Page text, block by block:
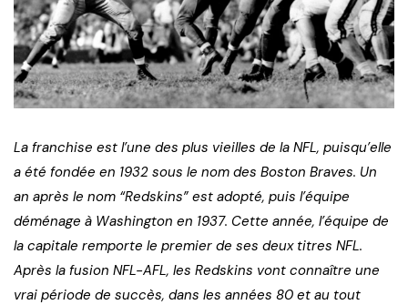
La franchise est l’une des plus vieilles de la NFL, puisqu’elle
a été fondée en 1932 sous le nom des Boston Braves. Un
an après le nom “Redskins” est adopté, puis l’équipe
déménage à Washington en 1937. Cette année, l’équipe de
la capitale remporte le premier de ses deux titres NFL.
Après la fusion NFL-AFL, les Redskins vont connaître une
vrai période de succès, dans les années 80 et au tout